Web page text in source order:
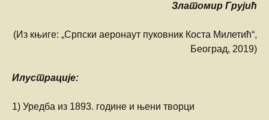
Златомир Грујић
(Из књиге: „Српски аеронаут пуковник Коста Милетић“,
Београд, 2019)
Илустрације:
1) Уредба из 1893. године и њени творци